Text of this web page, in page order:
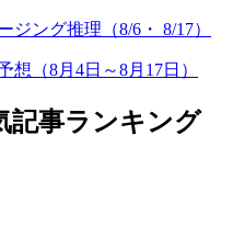
ジング推理（8/6・ 8/17）
想（8月4日～8月17日）
記事ランキング